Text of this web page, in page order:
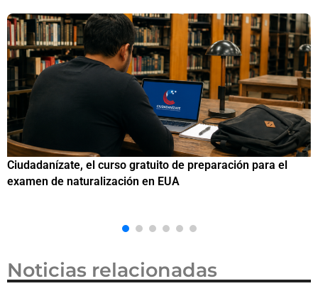
Si eres residente ingresa a Ciudadanízate, el curso
de preparación para el examen de naturalización en EUA
Noticias relacionadas